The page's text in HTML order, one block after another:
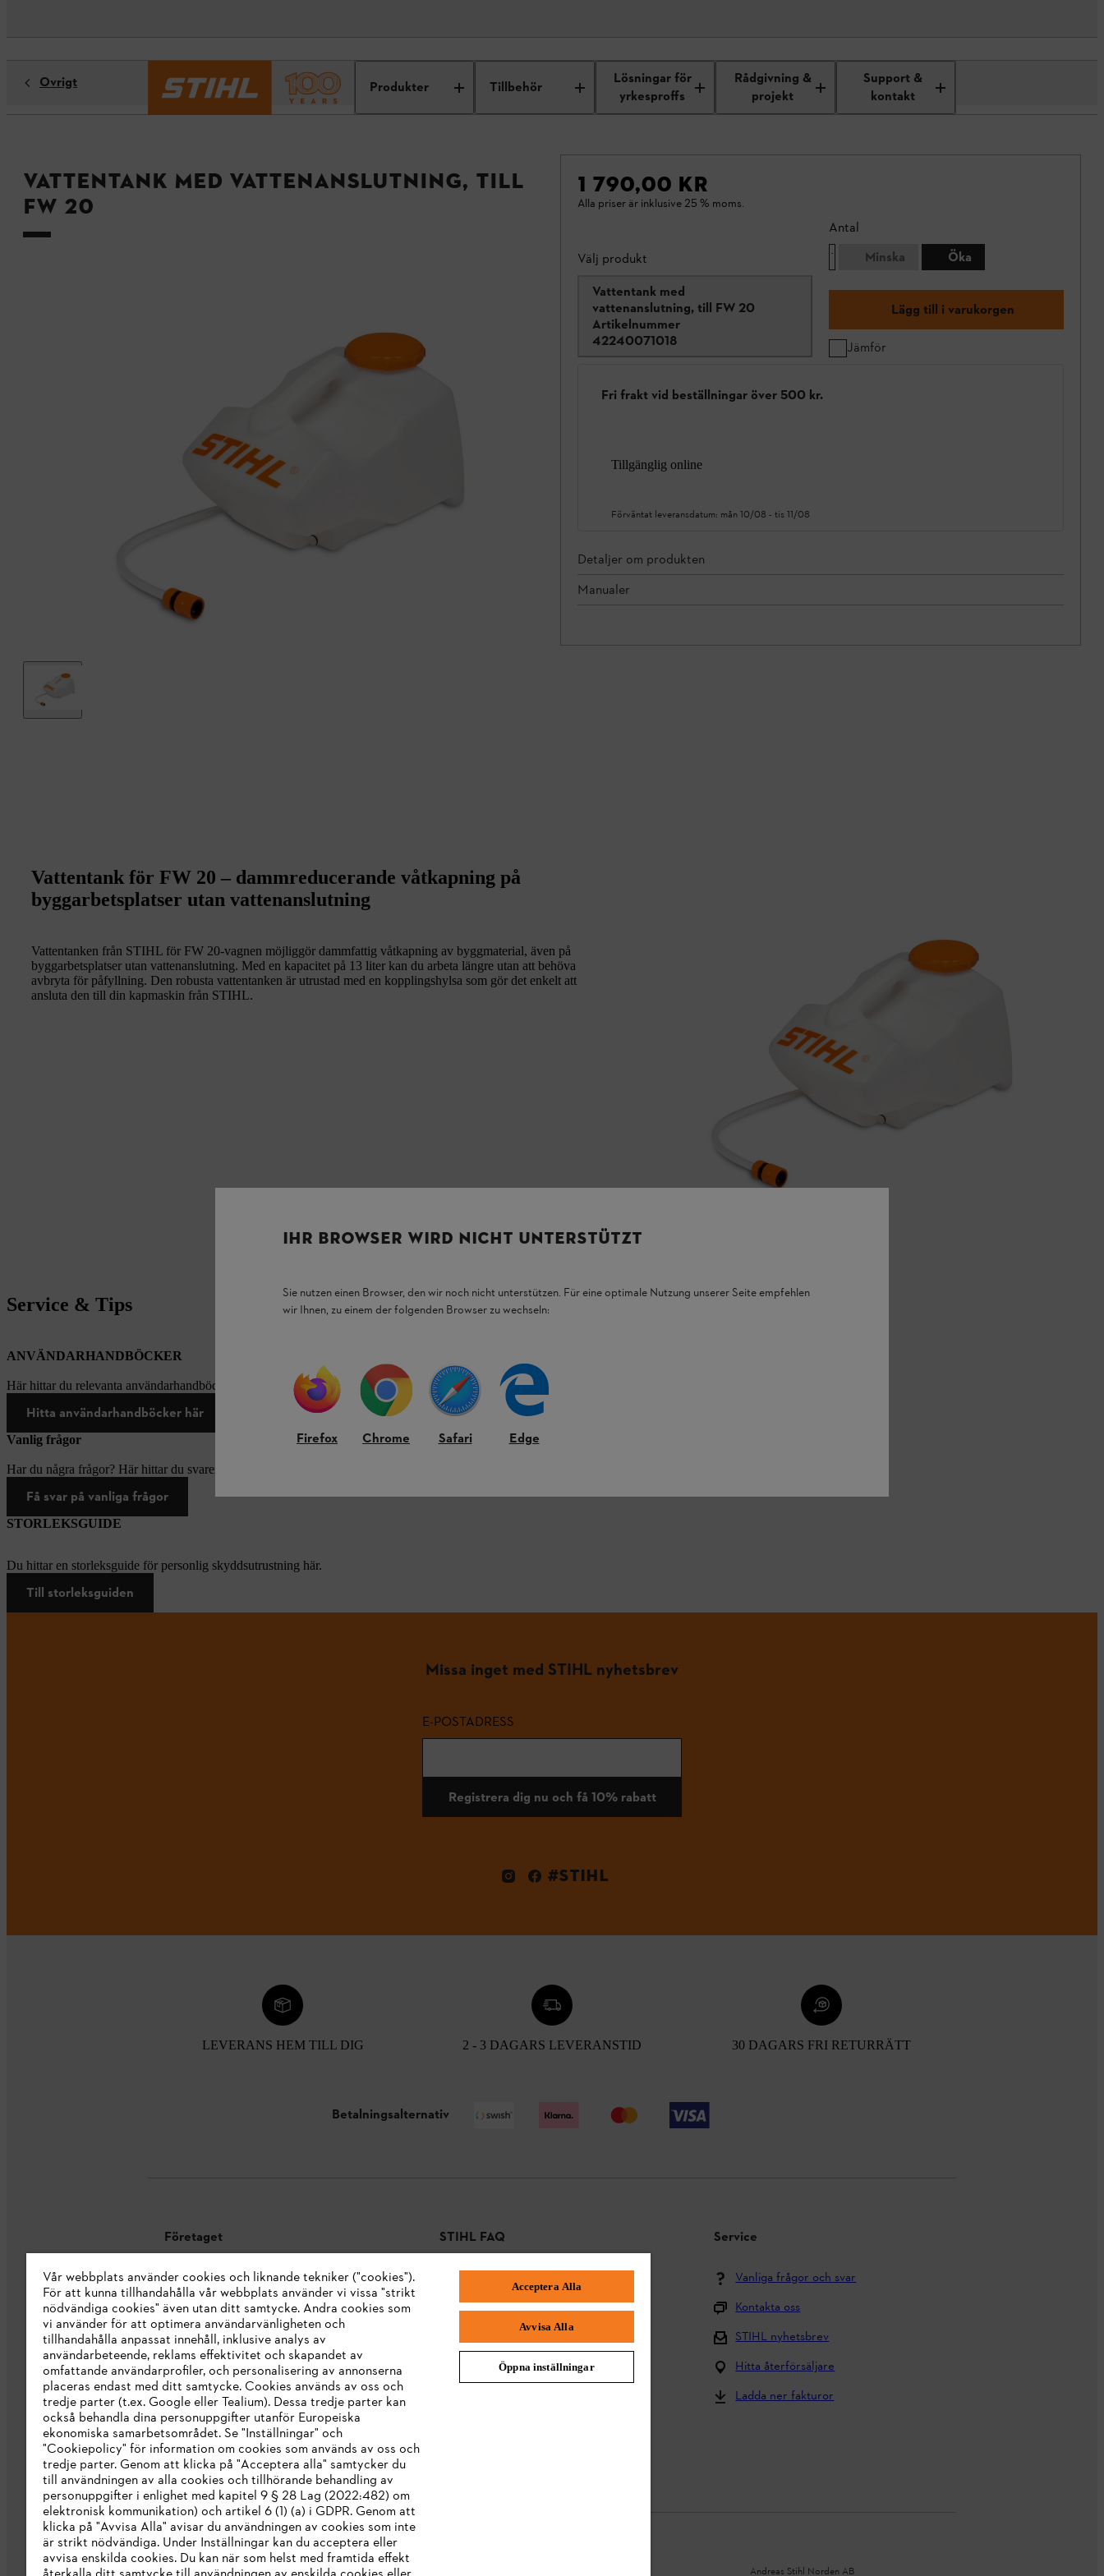
Produkter Tillbehör
Lösningar för
yrkesproffs
Rådgivning &
projekt
Support &
kontakt
Övrigt
Vattentank med vattenanslutning, till
FW 20
1 790,00 KR
Alla priser är inklusive 25 % moms.
Välj produkt
Vattentank med
vattenanslutning, till FW 20
Artikelnummer
42240071018
Antal
Minska
Öka
Lägg till i varukorgen
Jämför
Fri frakt vid beställningar över 500 kr.
Tillgänglig online
Förväntat leveransdatum: mån 10/08 - tis 11/08
Detaljer om produkten
Manualer
Vattentank för FW 20 – dammreducerande våtkapning på
byggarbetsplatser utan vattenanslutning
Vattentanken från STIHL för FW 20-vagnen möjliggör dammfattig våtkapning av byggmaterial, även på
byggarbetsplatser utan vattenanslutning. Med en kapacitet på 13 liter kan du arbeta längre utan att behöva
avbryta för påfyllning. Den robusta vattentanken är utrustad med en kopplingshylsa som gör det enkelt att
ansluta den till din kapmaskin från STIHL.
Service & Tips
ANVÄNDARHANDBÖCKER
Här hittar du relevanta användarhandböcker för produkter från STIHL.
Hitta användarhandböcker här
Vanlig frågor
Har du några frågor? Här hittar du svaren på de vanligaste frågorna.
Få svar på vanliga frågor
STORLEKSGUIDE
Du hittar en storleksguide för personlig skyddsutrustning här.
Till storleksguiden
Missa inget med STIHL nyhetsbrev
E-POSTADRESS
Registrera dig nu och få 10% rabatt
#STIHL
LEVERANS HEM TILL DIG 2 - 3 DAGARS LEVERANSTID 30 DAGARS FRI RETURRÄTT
Betalningsalternativ
Företaget
Om oss
STIHL Integrity Line
STIHL varumärkesbutik
Tillgänglighetsredogörelse
STIHL FAQ
Frakt och leverans
Reklamationer och garanti
Service
Vanliga frågor och svar
Kontakta oss
STIHL nyhetsbrev
Hitta återförsäljare
Ladda ner fakturor
Andreas Stihl Norden AB
IHR BROWSER WIRD NICHT UNTERSTÜTZT
Sie nutzen einen Browser, den wir noch nicht unterstützen. Für eine optimale Nutzung unserer Seite empfehlen
wir Ihnen, zu einem der folgenden Browser zu wechseln:
Firefox Chrome Safari Edge
Vår webbplats använder cookies och liknande tekniker ("cookies").
För att kunna tillhandahålla vår webbplats använder vi vissa "strikt
nödvändiga cookies" även utan ditt samtycke. Andra cookies som
vi använder för att optimera användarvänligheten och
tillhandahålla anpassat innehåll, inklusive analys av
användarbeteende, reklams effektivitet och skapandet av
omfattande användarprofiler, och personalisering av annonserna
placeras endast med ditt samtycke. Cookies används av oss och
tredje parter (t.ex. Google eller Tealium). Dessa tredje parter kan
också behandla dina personuppgifter utanför Europeiska
ekonomiska samarbetsområdet. Se "Inställningar" och
"Cookiepolicy" för information om cookies som används av oss och
tredje parter. Genom att klicka på "Acceptera alla" samtycker du
till användningen av alla cookies och tillhörande behandling av
personuppgifter i enlighet med kapitel 9 § 28 Lag (2022:482) om
elektronisk kommunikation) och artikel 6 (1) (a) i GDPR. Genom att
klicka på "Avvisa Alla" avisar du användningen av cookies som inte
är strikt nödvändiga. Under Inställningar kan du acceptera eller
avvisa enskilda cookies. Du kan när som helst med framtida effekt
Acceptera Alla
Avvisa Alla
Öppna inställningar